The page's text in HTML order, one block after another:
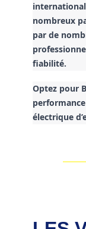
nombreux
par de
fiabilité.
Optez pour
électrique